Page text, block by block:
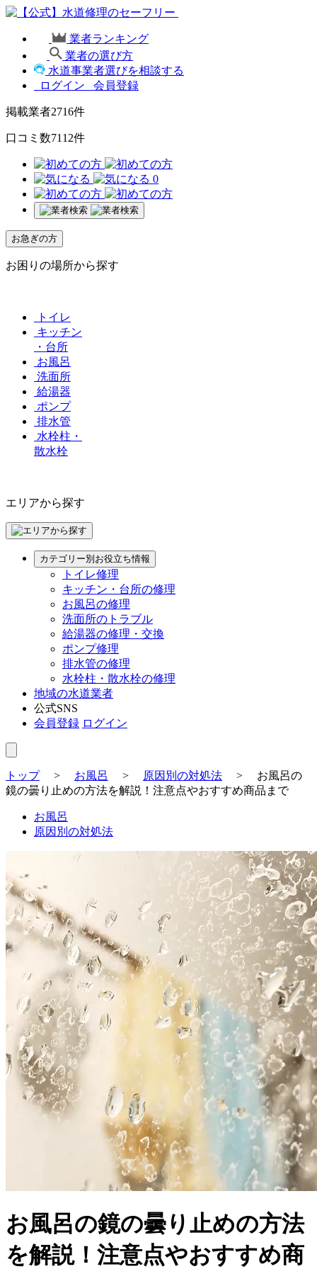
業者ランキング
業者の選び方
水道事業者選びを相談する
ログイン
会員登録
掲載業者2716件
口コミ数7112件
0
お急ぎの方
お困りの場所から探す
トイレ
キッチン
・台所
お風呂
洗面所
給湯器
ポンプ
排水管
水栓柱・
散水栓
エリアから探す
カテゴリー別お役立ち情報
トイレ修理
キッチン・台所の修理
お風呂の修理
洗面所のトラブル
給湯器の修理・交換
ポンプ修理
排水管の修理
水栓柱・散水栓の修理
地域の水道業者
公式SNS
会員登録 ログイン
トップ> お風呂 > 原因別の対処法 > お風呂の
鏡の曇り止めの方法を解説！注意点やおすすめ商品まで
お風呂
原因別の対処法
お風呂の鏡の曇り止めの方法
を解説！注意点やおすすめ商